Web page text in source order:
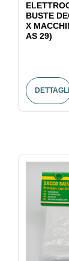
BUSTE
X
AS 29)
DETTAGLI